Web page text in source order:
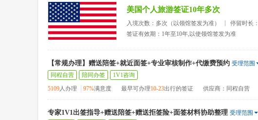
美国个人旅游签证10年多次
入境次数：多次（以领馆签发为准）
停留时长
签证有效期：1年至10年,以使领馆签发为准
【常规办理】赠送陪签+就近面签+专业审核制作+代缴费预约 受理范围
同程自营
陪同办签
1V1咨询
5109人办理 97%满意度 最早可办理10-23出行的签证 供应商：同程自营
专家1V1出签指导+赠送陪签+赠送拒签险+面签材料协助整理 受理范围